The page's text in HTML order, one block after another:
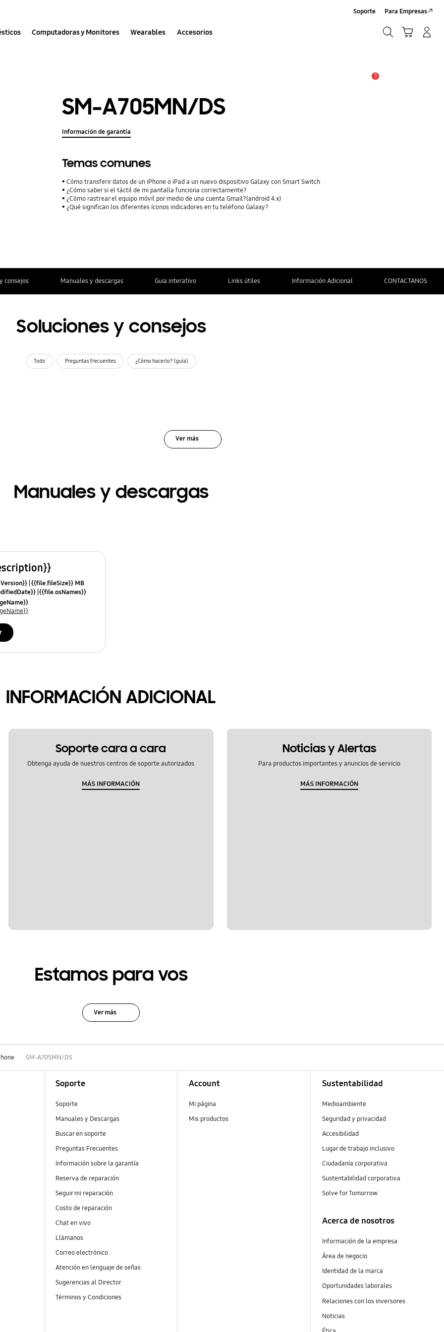
Computadoras y Monitores Wearables Accesorios
Soporte Para Empresas
3
SM-A705MN/DS
Información de garantía
Temas comunes
Cómo transferir datos de un iPhone o iPad a un nuevo dispositivo Galaxy con Smart Switch
¿Cómo saber si el táctil de mi pantalla funciona correctamente?
¿Cómo rastrear el equipo móvil por medio de una cuenta Gmail?(android 4.x)
¿Qué significan los diferentes íconos indicadores en tu teléfono Galaxy?
consejos Manuales y descargas Guia interativo Links útiles Información Adicional CONTACTANOS
Soluciones y consejos
Todo Preguntas frecuentes ¿Cómo hacerlo? (guía)
Ver más
Manuales y descargas
{{file.fileSize}} MB
{{file.osNames}}
INFORMACIÓN ADICIONAL
Soporte cara a cara
Obtenga ayuda de nuestros centros de soporte autorizados
MÁS INFORMACIÓN
Noticias y Alertas
Para productos importantes y anuncios de servicio
MÁS INFORMACIÓN
Estamos para vos
Ver más
SM-A705MN/DS
Soporte
Soporte
Manuales y Descargas
Buscar en soporte
Preguntas Frecuentes
Información sobre la garantía
Reserva de reparación
Seguir mi reparación
Costo de reparación
Chat en vivo
Llámanos
Correo electrónico
Atención en lenguaje de señas
Sugerencias al Director
Términos y Condiciones
Account
Mi página
Mis productos
Sustentabilidad
Medioambiente
Seguridad y privacidad
Accesibilidad
Lugar de trabajo inclusivo
Ciudadanía corporativa
Sustentabilidad corporativa
Solve for Tomorrow
Acerca de nosotros
Información de la empresa
Área de negocio
Identidad de la marca
Oportunidades laborales
Relaciones con los inversores
Noticias